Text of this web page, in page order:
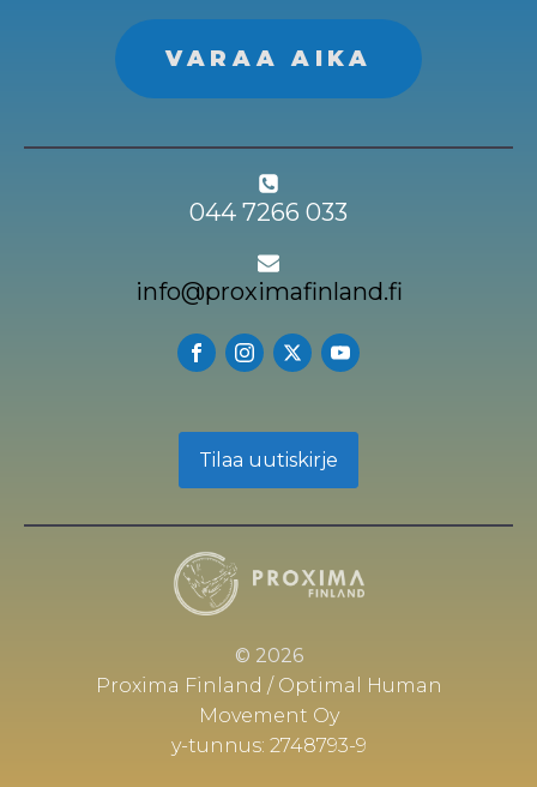
VARAA AIKA
044 7266 033
info@proximafinland.fi
Tilaa uutiskirje
© 2026
Proxima Finland / Optimal Human
Movement Oy
y-tunnus: 2748793-9